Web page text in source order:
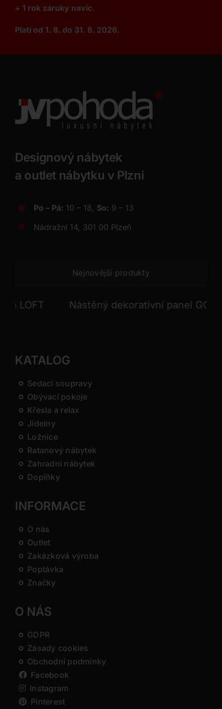
+ 1 rok záruky navíc.
Platí od 1. 8. do 31. 8. 2026.
Designový nábytek
a outlet nábytku v Plzni
Po – Pá: 10 – 18, So: 9 – 13
Nádražní 14, 301 00 Plzeň
Nejnovější produkty
Nástěný dekorativní panel GONG
KATALOG
Sedací soupravy
Obývací pokoje
Křesla a relax
Jídelny
Ložnice
Ratanový nábytek
Zahradní nábytek
Doplňky
INFORMACE
O nás
Outlet
Zakázková výroba
Poptávka
Značky
O NÁS
GDPR
Zásady cookies
Obchodní podmínky
Facebook
Instagram
Pinterest